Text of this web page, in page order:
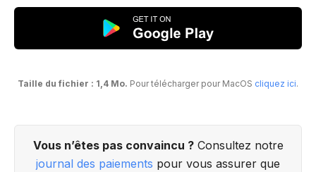
Taille du fichier : 1,4 Mo. Pour télécharger pour MacOS cliquez ici.
Vous n’êtes pas convaincu ?Consultez notre
journal des paiements pour vous assurer que